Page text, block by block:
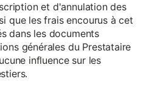
et d'annulation des
que les frais encourus à cet
dans les documents
générales du Prestataire
influence sur les